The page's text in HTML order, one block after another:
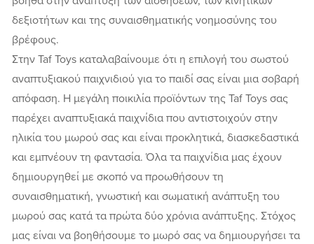
δεξιοτήτων και της συναισθηματικής νοημοσύνης του
βρέφους.
Στην Taf Toys καταλαβαίνουμε ότι η επιλογή του σωστού
αναπτυξιακού παιχνιδιού για το παιδί σας είναι μια σοβαρή
απόφαση. Η μεγάλη ποικιλία προϊόντων της Taf Toys σας
παρέχει αναπτυξιακά παιχνίδια που αντιστοιχούν στην
ηλικία του μωρού σας και είναι προκλητικά, διασκεδαστικά
και εμπνέουν τη φαντασία. Όλα τα παιχνίδια μας έχουν
δημιουργηθεί με σκοπό να προωθήσουν τη
συναισθηματική, γνωστική και σωματική ανάπτυξη του
μωρού σας κατά τα πρώτα δύο χρόνια ανάπτυξης. Στόχος
μας είναι να βοηθήσουμε το μωρό σας να δημιουργήσει τα